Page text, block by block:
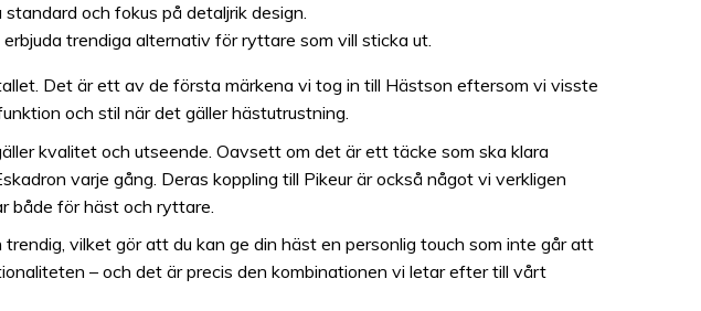
och fokus på detaljrik design.
trendiga alternativ för ryttare som vill sticka ut.
Det är ett av de första märkena vi tog in till Hästson eftersom vi visste
och stil när det gäller hästutrustning.
kvalitet och utseende. Oavsett om det är ett täcke som ska klara
varje gång. Deras koppling till Pikeur är också något vi verkligen
både för häst och ryttare.
vilket gör att du kan ge din häst en personlig touch som inte går att
– och det är precis den kombinationen vi letar efter till vårt